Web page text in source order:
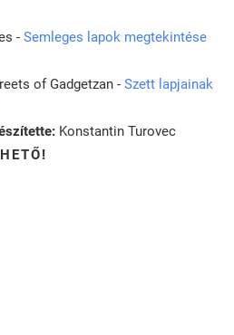
- Semleges lapok megtekintése
of Gadgetzan - Szett lapjainak
Konstantin Turovec